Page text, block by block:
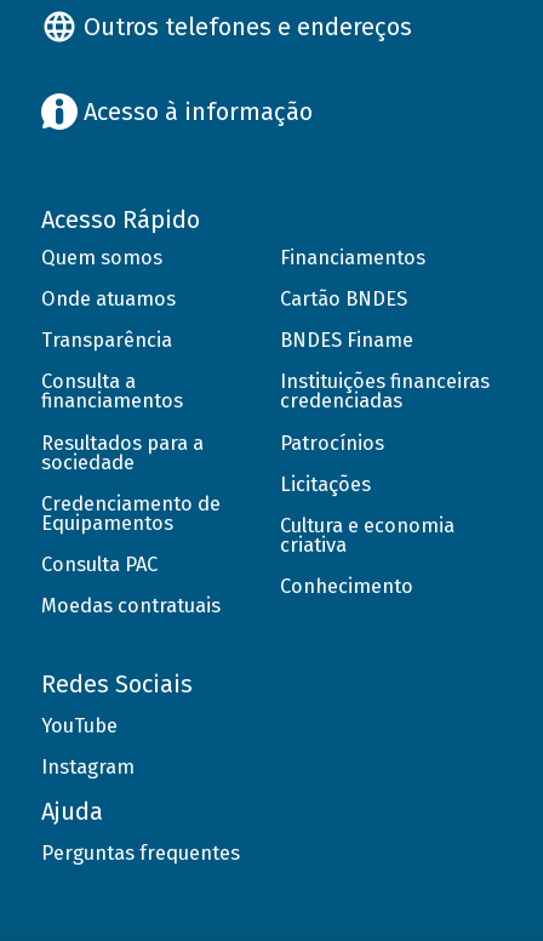
Outros telefones e endereços
Acesso à informação
Acesso Rápido
Quem somos
Onde atuamos
Transparência
Consulta a
financiamentos
Resultados para a
sociedade
Credenciamento de
Equipamentos
Consulta PAC
Moedas contratuais
Financiamentos
Cartão BNDES
BNDES Finame
Instituições financeiras
credenciadas
Patrocínios
Licitações
Cultura e economia
criativa
Conhecimento
Redes Sociais
YouTube
Instagram
Ajuda
Perguntas frequentes